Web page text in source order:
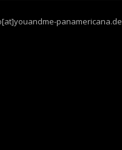
panamericana.de